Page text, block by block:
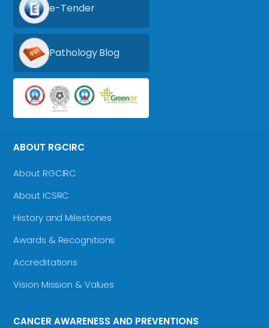
e-Tender
Pathology Blog
ABOUT RGCIRC
About RGCIRC
About ICSRC
History and Milestones
Awards & Recognitions
Accreditations
Vision Mission & Values
CANCER AWARENESS AND PREVENTIONS